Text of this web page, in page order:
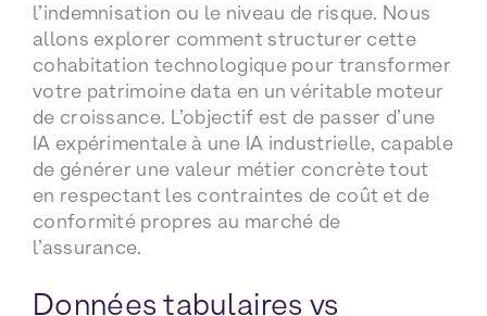
l’indemnisation ou le niveau de risque. Nous
allons explorer comment structurer cette
cohabitation technologique pour transformer
votre patrimoine data en un véritable moteur
de croissance. L’objectif est de passer d’une
IA expérimentale à une IA industrielle, capable
de générer une valeur métier concrète tout
en respectant les contraintes de coût et de
conformité propres au marché de
l’assurance.
Données tabulaires vs